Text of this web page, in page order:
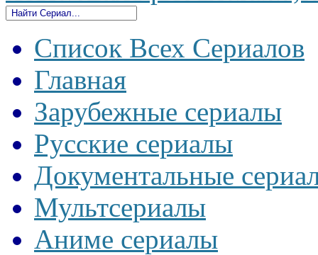
Список Всех Сериалов
Главная
Зарубежные сериалы
Русские сериалы
Документальные
Мультсериалы
Аниме сериалы